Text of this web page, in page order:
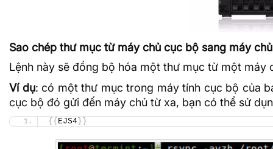
Sao chép thư mục từ máy chủ cục bộ sang máy
Lệnh này sẽ đồng bộ hóa một thư mục từ một máy
Ví dụ: có một thư mục trong máy tính cục bộ của
cục bộ đó gửi đến máy chủ từ xa, bạn có thể sử
{{ EJS4 }}